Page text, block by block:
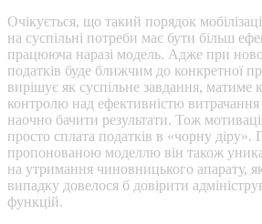
Очікується, що такий порядок
на суспільні потреби має бути більш
працююча наразі модель. Адже при
податків буде ближчим до конкретної
вирішує як суспільне завдання, матиме
контролю над ефективністю витрачання
наочно бачити результати. Тож
просто сплата податків в «чорну
пропонованою моделлю він також
на утримання чиновницького апарату,
випадку довелося б довірити
функцій.